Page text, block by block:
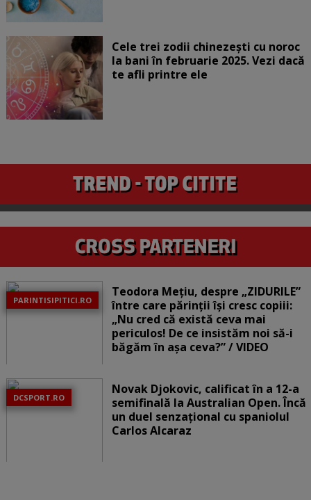
Cele trei zodii chinezești cu noroc
la bani în februarie 2025. Vezi dacă
te afli printre ele
PARINTISIPITICI.RO
Teodora Mețiu, despre „ZIDURILE”
între care părinții își cresc copiii:
„Nu cred că există ceva mai
periculos! De ce insistăm noi să-i
băgăm în așa ceva?” / VIDEO
DCSPORT.RO
Novak Djokovic, calificat în a 12-a
semifinală la Australian Open. Încă
un duel senzațional cu spaniolul
Carlos Alcaraz